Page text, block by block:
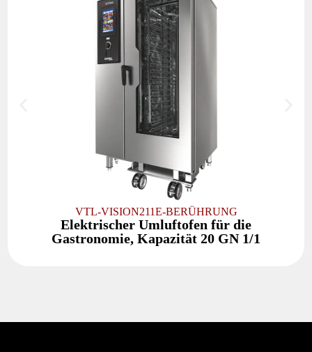
VTL-VISION211E-BERÜHRUNG
Elektrischer Umluftofen für die
Gastronomie, Kapazität 20 GN 1/1